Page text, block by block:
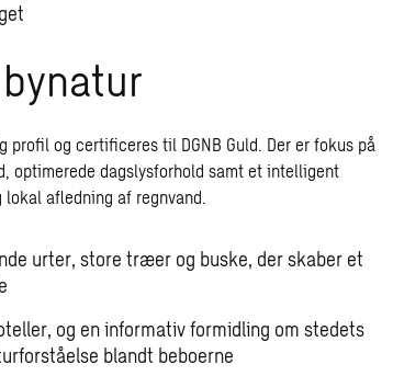
og certificeres til DGNB Guld. Der er fokus på
optimerede dagslysforhold samt et intelligent
afledning af regnvand.
urter, store træer og buske, der skaber et
og en informativ formidling om stedets
blandt beboerne